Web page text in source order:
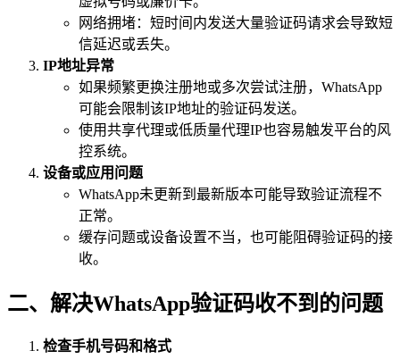
网络拥堵：短时间内发送大量验证码请求会导致短
信延迟或丢失。
IP地址异常
如果频繁更换注册地或多次尝试注册，WhatsApp
可能会限制该IP地址的验证码发送。
使用共享代理或低质量代理IP也容易触发平台的风
控系统。
设备或应用问题
WhatsApp未更新到最新版本可能导致验证流程不
正常。
缓存问题或设备设置不当，也可能阻碍验证码的接
收。
二、解决WhatsApp验证码收不到的问题
检查手机号码和格式